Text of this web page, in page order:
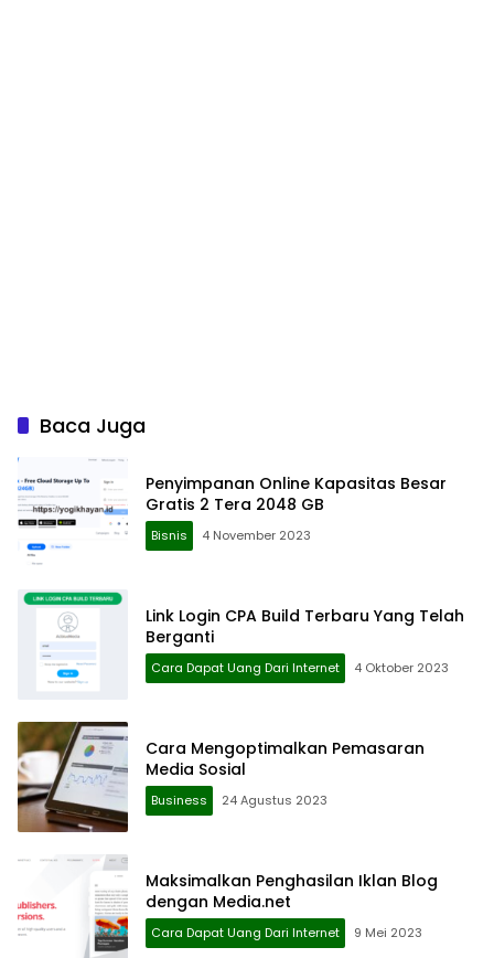
Baca Juga
Penyimpanan Online Kapasitas Besar
Gratis 2 Tera 2048 GB
Bisnis 4 November 2023
Link Login CPA Build Terbaru Yang Telah
Berganti
Cara Dapat Uang Dari Internet 4 Oktober 2023
Cara Mengoptimalkan Pemasaran
Media Sosial
Business 24 Agustus 2023
Maksimalkan Penghasilan Iklan Blog
dengan Media.net
Cara Dapat Uang Dari Internet 9 Mei 2023